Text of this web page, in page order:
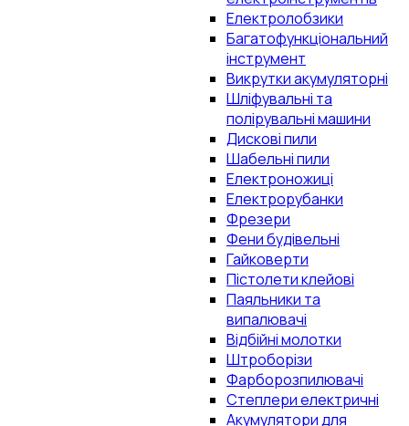
Електролобзики
Багатофункціональний
інструмент
Викрутки акумуляторні
Шліфувальні та
полірувальні машини
Дискові пили
Шабельні пили
Електроножиці
Електрорубанки
Фрезери
Фени будівельні
Гайковерти
Пістолети клейові
Паяльники та
випалювачі
Відбійні молотки
Штроборізи
Фарборозпилювачі
Степлери електричні
Акумулятори для